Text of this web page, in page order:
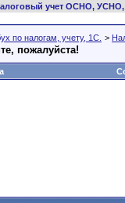
учет ОСНО,
по налогам, учету, 1С. >
пожалуйста!